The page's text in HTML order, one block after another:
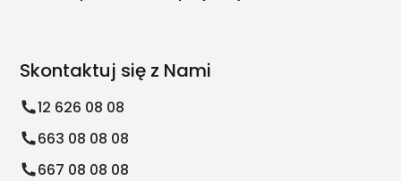
Skontaktuj się z Nami
12 626 08 08
663 08 08 08
667 08 08 08